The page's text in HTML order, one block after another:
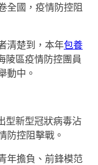
全國，疫情防控阻
清楚到，本年包養
陵區疫情防控團員
動中。
型新型冠狀病毒沾
防控阻擊戰。
年擔負、前鋒模范